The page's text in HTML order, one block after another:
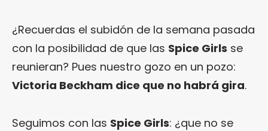
¿Recuerdas el subidón de la semana pasada
con la posibilidad de que las Spice Girls se
reunieran? Pues nuestro gozo en un pozo:
Victoria Beckham dice que no habrá gira.
Seguimos con las Spice Girls: ¿que no se